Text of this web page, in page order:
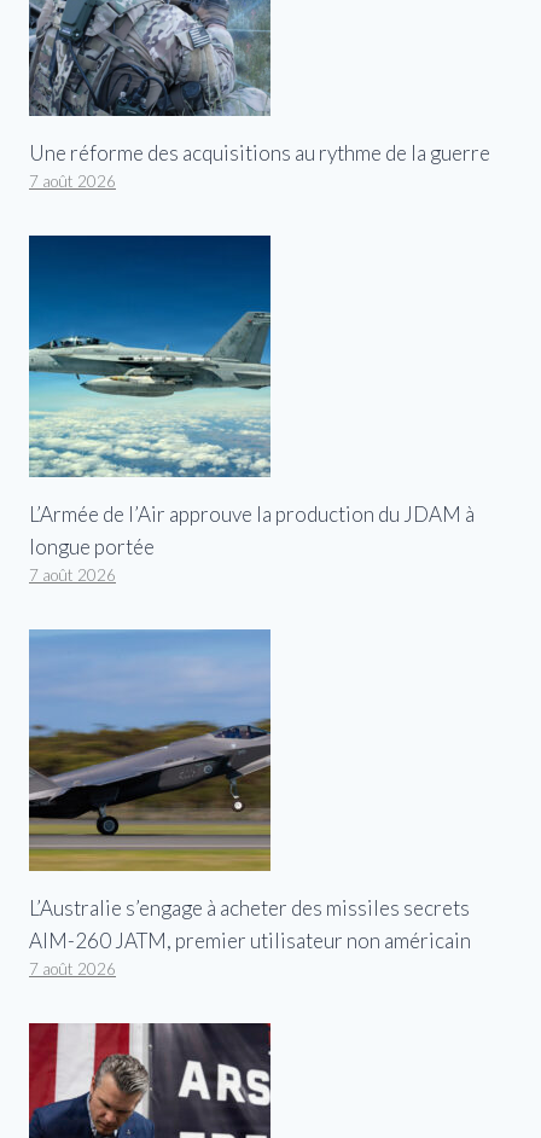
Une réforme des acquisitions au rythme de la guerre
7 août 2026
L’Armée de l’Air approuve la production du JDAM à
longue portée
7 août 2026
L’Australie s’engage à acheter des missiles secrets
AIM-260 JATM, premier utilisateur non américain
7 août 2026